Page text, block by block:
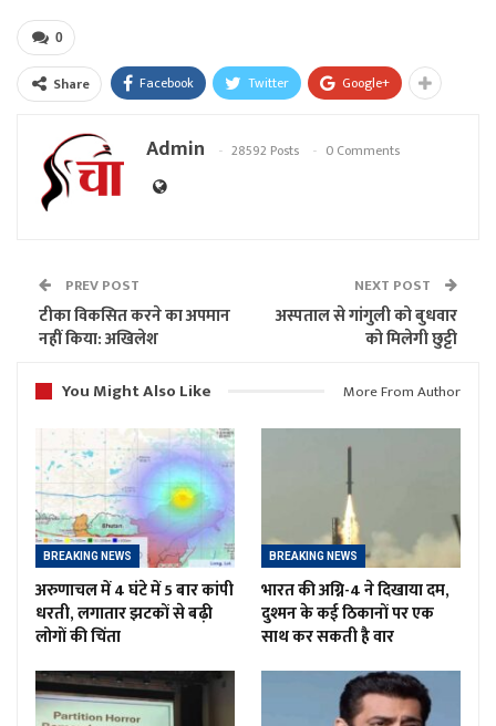
0
Share Facebook Twitter Google+
Admin 28592 Posts 0 Comments
PREV POST
टीका विकसित करने का अपमान
नहीं किया: अखिलेश
NEXT POST
अस्पताल से गांगुली को बुधवार
को मिलेगी छुट्टी
You Might Also Like
More From Author
BREAKING NEWS
अरुणाचल में 4 घंटे में 5 बार कांपी
धरती, लगातार झटकों से बढ़ी
लोगों की चिंता
BREAKING NEWS
भारत की अग्नि-4 ने दिखाया दम,
दुश्मन के कई ठिकानों पर एक
साथ कर सकती है वार